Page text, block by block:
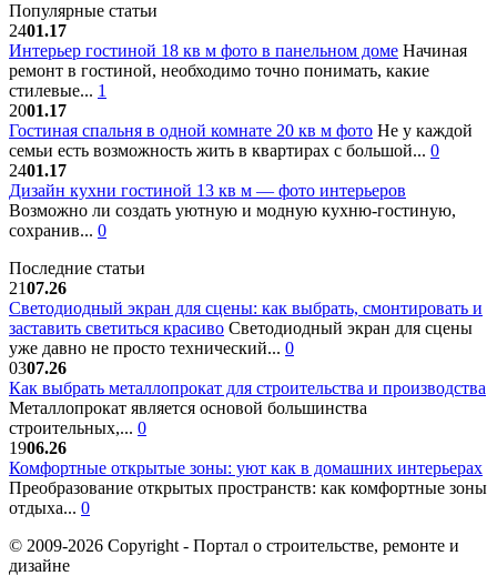
Популярные статьи
2401.17
Интерьер гостиной 18 кв м фото в панельном доме Начиная
ремонт в гостиной, необходимо точно понимать, какие
стилевые... 1
2001.17
Гостиная спальня в одной комнате 20 кв м фото Не у каждой
семьи есть возможность жить в квартирах с большой... 0
2401.17
Дизайн кухни гостиной 13 кв м — фото интерьеров
Возможно ли создать уютную и модную кухню-гостиную,
сохранив... 0
Последние статьи
2107.26
Светодиодный экран для сцены: как выбрать, смонтировать и
заставить светиться красиво Светодиодный экран для сцены
уже давно не просто технический... 0
0307.26
Как выбрать металлопрокат для строительства и производства
Металлопрокат является основой большинства
строительных,... 0
1906.26
Комфортные открытые зоны: уют как в домашних интерьерах
Преобразование открытых пространств: как комфортные зоны
отдыха... 0
© 2009-2026 Copyright - Портал о строительстве, ремонте и
дизайне